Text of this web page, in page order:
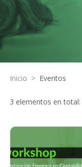
Inicio > Eventos
3 elementos en total: